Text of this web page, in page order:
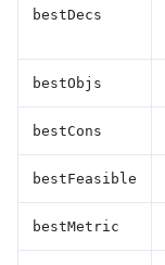
bestDecs
bestObjs
bestCons
bestFeasible
bestMetric